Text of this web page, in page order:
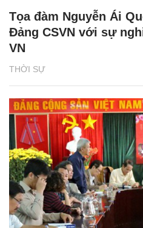
THỜI SỰ
Tọa đàm Nguyễn Ái
Đảng CSVN với sự
VN